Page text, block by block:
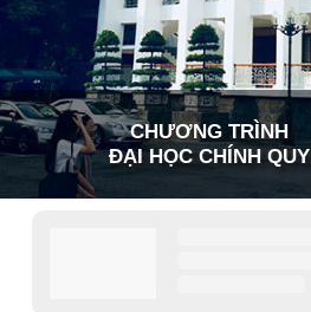
CHƯƠNG TRÌNH
ĐẠI HỌC CHÍNH QUY